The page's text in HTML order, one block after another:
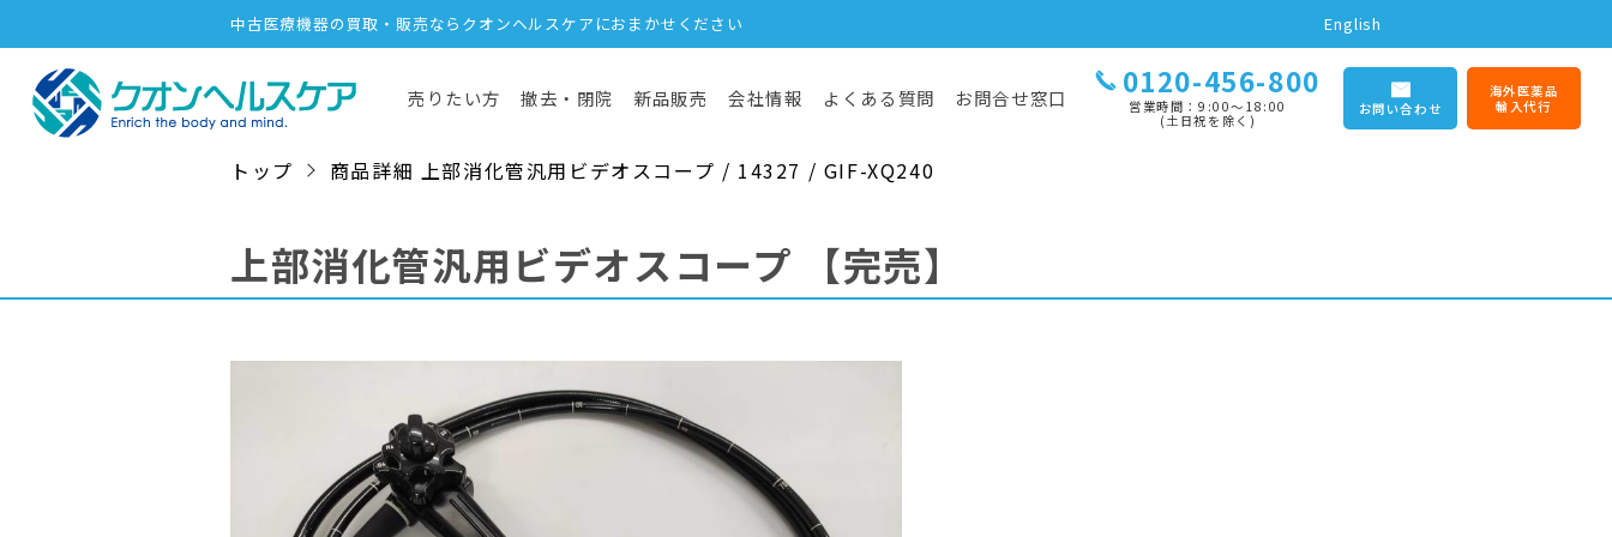
中古医療機器の買取・販売ならクオンヘルスケアにおまかせください English
売りたい方 撤去・閉院 新品販売 会社情報 よくある質問 お問合せ窓口 0120-456-800
営業時間：9:00〜18:00
(土日祝を除く)
お問い合わせ
海外医薬品
輸入代行
トップ 商品詳細 上部消化管汎用ビデオスコープ / 14327 / GIF-XQ240
上部消化管汎用ビデオスコープ 【完売】